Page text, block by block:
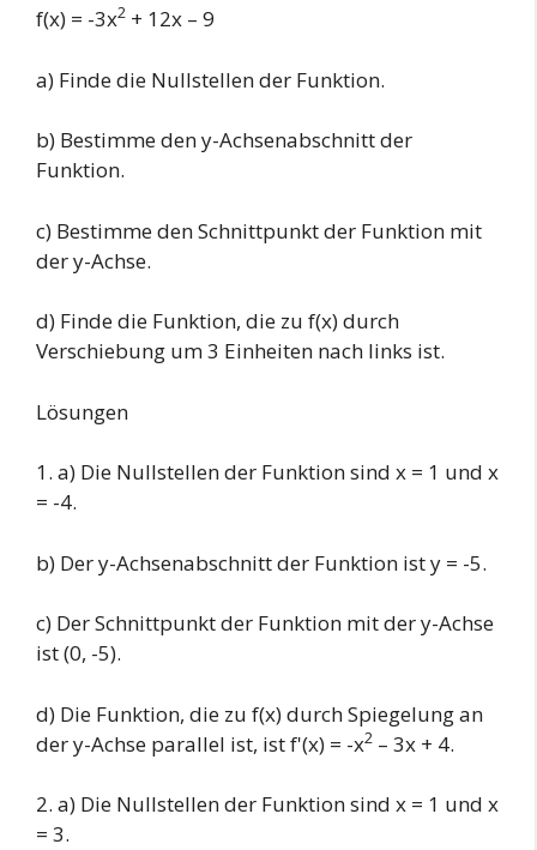
f(x) = -3x2 + 12x – 9
a) Finde die Nullstellen der Funktion.
b) Bestimme den y-Achsenabschnitt der
Funktion.
c) Bestimme den Schnittpunkt der Funktion mit
der y-Achse.
d) Finde die Funktion, die zu f(x) durch
Verschiebung um 3 Einheiten nach links ist.
Lösungen
1. a) Die Nullstellen der Funktion sind x = 1 und x
= -4.
b) Der y-Achsenabschnitt der Funktion ist y = -5.
c) Der Schnittpunkt der Funktion mit der y-Achse
ist (0, -5).
d) Die Funktion, die zu f(x) durch Spiegelung an
der y-Achse parallel ist, ist f'(x) = -x2 – 3x + 4.
2. a) Die Nullstellen der Funktion sind x = 1 und x
= 3.